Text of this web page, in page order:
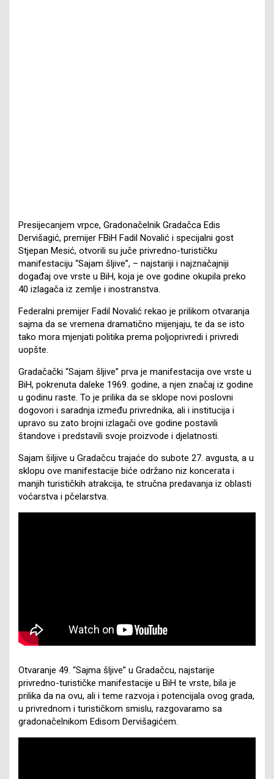
Presijecanjem vrpce, Gradonačelnik Gradačca Edis
Dervišagić, premijer FBiH Fadil Novalić i specijalni gost
Stjepan Mesić, otvorili su juče privredno-turističku
manifestaciju “Sajam šljive”, – najstariji i najznačajniji
događaj ove vrste u BiH, koja je ove godine okupila preko
40 izlagača iz zemlje i inostranstva.
Federalni premijer Fadil Novalić rekao je prilikom otvaranja
sajma da se vremena dramatično mijenjaju, te da se isto
tako mora mjenjati politika prema poljoprivredi i privredi
uopšte.
Gradačački “Sajam šljive” prva je manifestacija ove vrste u
BiH, pokrenuta daleke 1969. godine, a njen značaj iz godine
u godinu raste. To je prilika da se sklope novi poslovni
dogovori i saradnja između privrednika, ali i institucija i
upravo su zato brojni izlagači ove godine postavili
štandove i predstavili svoje proizvode i djelatnosti.
Sajam šiljive u Gradačcu trajaće do subote 27. avgusta, a u
sklopu ove manifestacije biće održano niz koncerata i
manjih turističkih atrakcija, te stručna predavanja iz oblasti
voćarstva i pčelarstva.
Otvaranje 49. “Sajma šljive” u Gradačcu, najstarije
privredno-turističke manifestacije u BiH te vrste, bila je
prilika da na ovu, ali i teme razvoja i potencijala ovog grada,
u privrednom i turističkom smislu, razgovaramo sa
gradonačelnikom Edisom Dervišagićem.